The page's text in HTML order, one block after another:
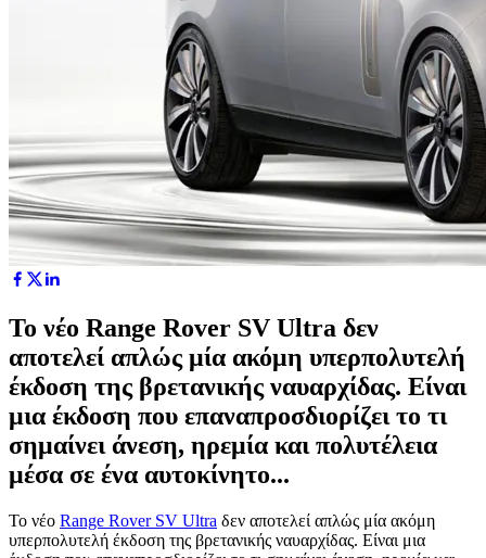
Το νέο Range Rover SV Ultra δεν
αποτελεί απλώς μία ακόμη υπερπολυτελή
έκδοση της βρετανικής ναυαρχίδας. Είναι
μια έκδοση που επαναπροσδιορίζει το τι
σημαίνει άνεση, ηρεμία και πολυτέλεια
μέσα σε ένα αυτοκίνητο...
Το νέο Range Rover SV Ultra δεν αποτελεί απλώς μία ακόμη
υπερπολυτελή έκδοση της βρετανικής ναυαρχίδας. Είναι μια